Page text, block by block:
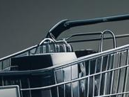
de
optimizar sus
de
basadas en